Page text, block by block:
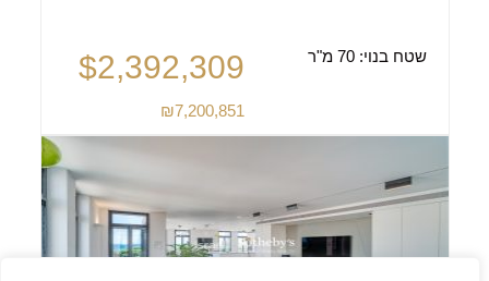
שטח בנוי:70 מ"ר $2,392,309
₪7,200,851